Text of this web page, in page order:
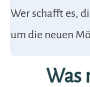
Wer schafft es,
um die neuen
Was